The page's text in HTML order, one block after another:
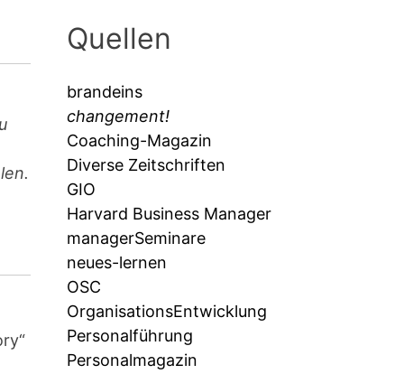
Quellen
brandeins
changement!
Coaching-Magazin
Diverse Zeitschriften
GIO
Harvard Business Manager
managerSeminare
neues-lernen
OSC
OrganisationsEntwicklung
Personalführung
Personalmagazin